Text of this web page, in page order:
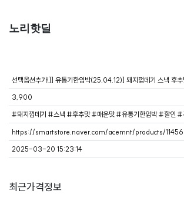
노리핫딜
3,900
#돼지껍데기 #스낵 #후추맛 #매운맛 #유통기한임박 #할인
https://smartstore.naver.com/acemnt/products/
2025-03-20 15:23:14
최근가격정보